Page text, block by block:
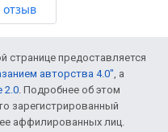
странице предоставляется
авторства 4.0" , а
2.0 . Подробнее об этом
зарегистрированный
аффилированных лиц.